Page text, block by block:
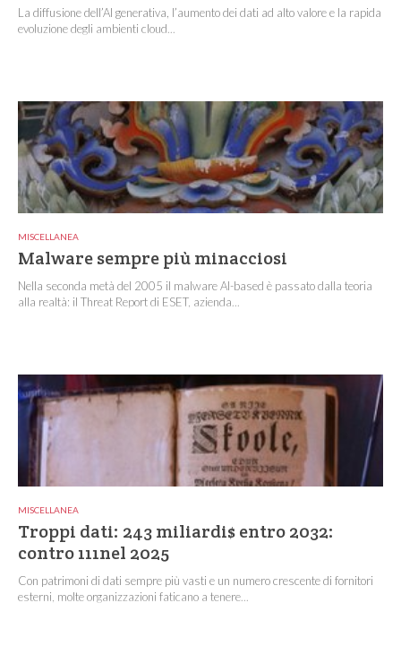
La diffusione dell’AI generativa, l’aumento dei dati ad alto valore e la rapida
evoluzione degli ambienti cloud...
MISCELLANEA
Malware sempre più minacciosi
Nella seconda metà del 2005 il malware AI-based è passato dalla teoria
alla realtà: il Threat Report di ESET, azienda...
MISCELLANEA
Troppi dati: 243 miliardi$ entro 2032:
contro 111nel 2025
Con patrimoni di dati sempre più vasti e un numero crescente di fornitori
esterni, molte organizzazioni faticano a tenere...